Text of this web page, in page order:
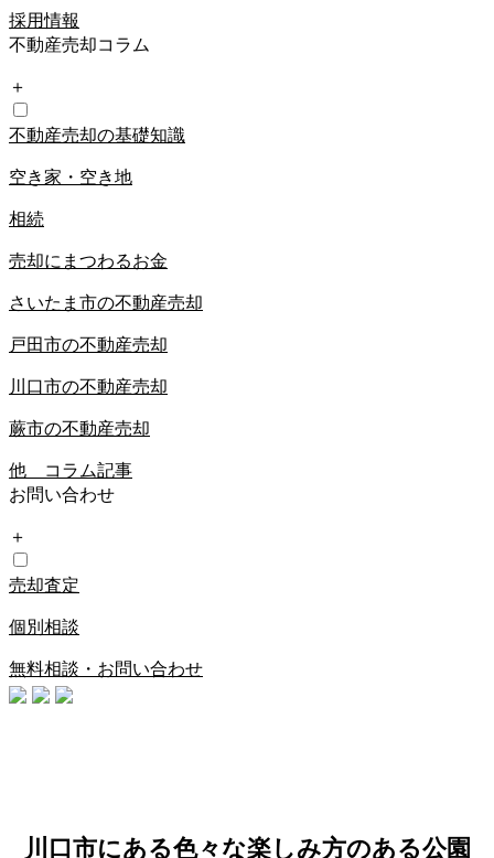
採用情報
不動産売却コラム
＋
不動産売却の基礎知識
空き家・空き地
相続
売却にまつわるお金
さいたま市の不動産売却
戸田市の不動産売却
川口市の不動産売却
蕨市の不動産売却
他 コラム記事
お問い合わせ
＋
売却査定
個別相談
無料相談・お問い合わせ
川口市にある色々な楽しみ方のある公園